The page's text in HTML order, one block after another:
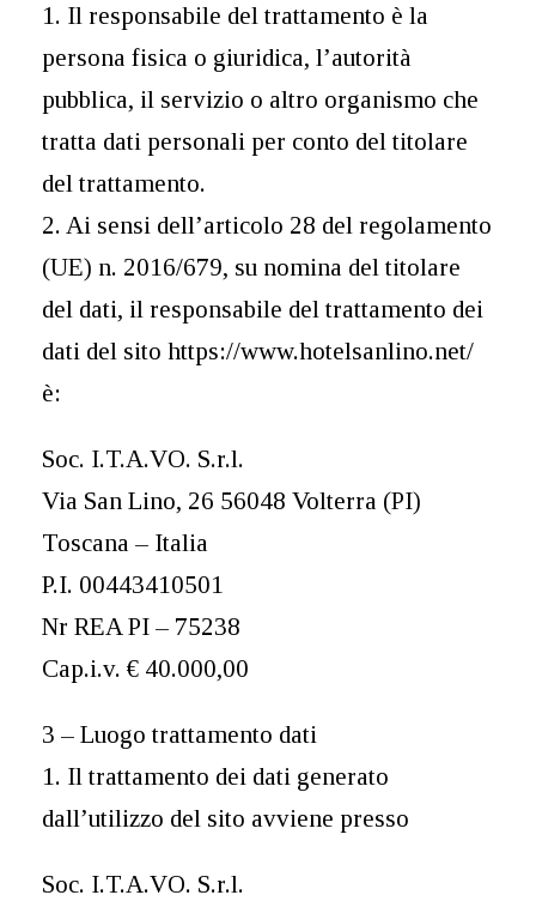
1. Il responsabile del trattamento è la
persona fisica o giuridica, l’autorità
pubblica, il servizio o altro organismo che
tratta dati personali per conto del titolare
del trattamento.
2. Ai sensi dell’articolo 28 del regolamento
(UE) n. 2016/679, su nomina del titolare
del dati, il responsabile del trattamento dei
dati del sito https://www.hotelsanlino.net/
è:
Soc. I.T.A.VO. S.r.l.
Via San Lino, 26 56048 Volterra (PI)
Toscana – Italia
P.I. 00443410501
Nr REA PI – 75238
Cap.i.v. € 40.000,00
3 – Luogo trattamento dati
1. Il trattamento dei dati generato
dall’utilizzo del sito avviene presso
Soc. I.T.A.VO. S.r.l.